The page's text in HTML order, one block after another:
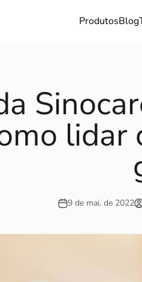
ProdutosBlog
lidar
9 de mai. de 2022